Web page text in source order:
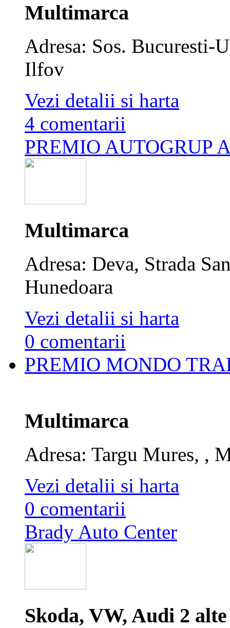
Multimarca
Adresa: Sos. Bucuresti-
Ilfov
Vezi detalii si harta
4 comentarii
PREMIO AUTOGRUP
Multimarca
Adresa: Deva, Strada
Hunedoara
Vezi detalii si harta
0 comentarii
PREMIO MONDO
Multimarca
Adresa: Targu Mures, ,
Vezi detalii si harta
0 comentarii
Brady Auto Center
Skoda, VW, Audi 2